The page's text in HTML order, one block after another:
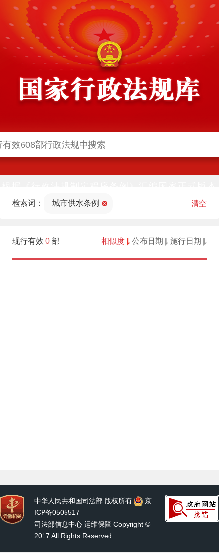
法部官网)同步公布
检索词： 城市供水条例 清空
现行有效 0 部 相似度 公布日期 施行日期
中华人民共和国司法部 版权所有
京
ICP备0505517
司法部信息中心 运维保障 Copyright ©
2017 All Rights Reserved